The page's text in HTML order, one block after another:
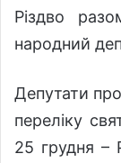
Різдво
народний
Депутати
переліку
25 грудня –